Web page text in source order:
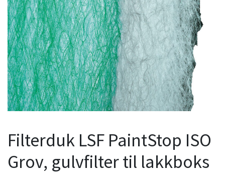
Filterduk LSF PaintStop ISO
Grov, gulvfilter til lakkboks